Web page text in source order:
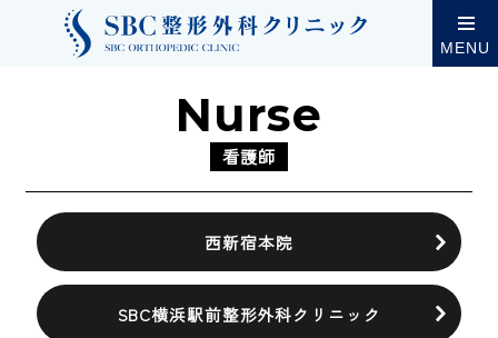
MENU
採用情報 看護師
Nurse
看護師
西新宿本院
SBC横浜駅前整形外科クリニック